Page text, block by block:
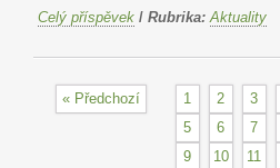
Celý příspěvek / Rubrika: Aktuality
« Předchozí 1 2 3
5
6 7
9
10 11